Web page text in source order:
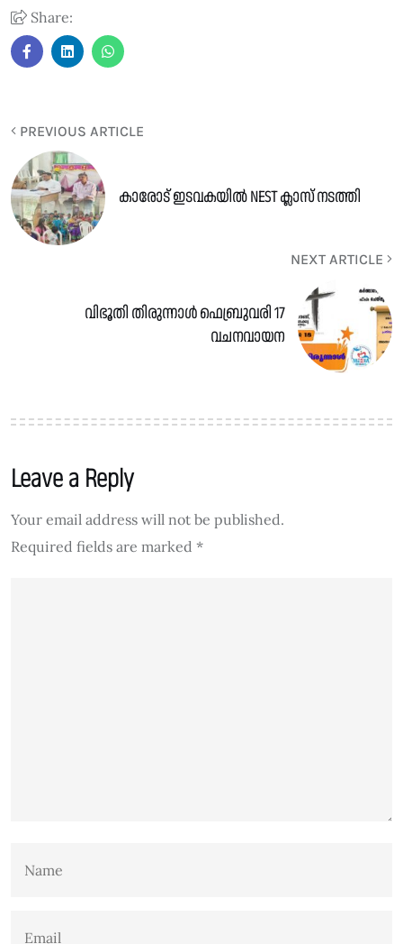
Share:
PREVIOUS ARTICLE
കാരോട് ഇടവകയിൽ NEST ക്ലാസ് നടത്തി
NEXT ARTICLE
വിഭൂതി തിരുന്നാൾ ഫെബ്രുവരി 17
വചനവായന
Leave a Reply
Your email address will not be published.
Required fields are marked *